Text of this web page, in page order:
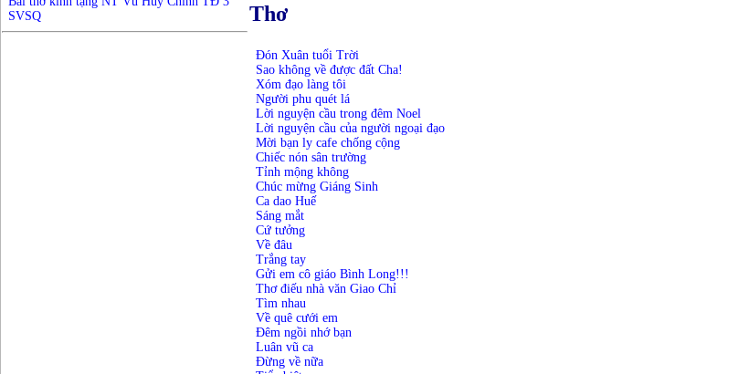
SVSQ
Thơ
Đón Xuân tuổi Trời
Sao không về được đất Cha!
Xóm đạo làng tôi
Người phu quét lá
Lời nguyện cầu trong đêm Noel
Lời nguyện cầu của người ngoại đạo
Mời bạn ly cafe chống cộng
Chiếc nón sân trường
Tỉnh mộng không
Chúc mừng Giáng Sinh
Ca dao Huế
Sáng mắt
Cứ tưởng
Về đâu
Trắng tay
Gửi em cô giáo Bình Long!!!
Thơ điếu nhà văn Giao Chỉ
Tìm nhau
Về quê cưới em
Đêm ngồi nhớ bạn
Luân vũ ca
Đừng về nữa